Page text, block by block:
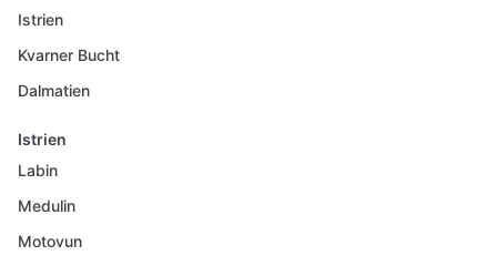
Istrien
Kvarner Bucht
Dalmatien
Istrien
Labin
Medulin
Motovun